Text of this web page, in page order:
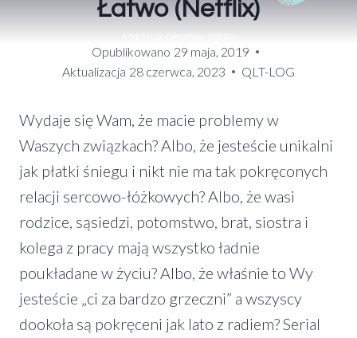
Łatwo (Netflix)
Opublikowano 29 maja, 2019
Aktualizacja 28 czerwca, 2023 QLT-LOG
Wydaje się Wam, że macie problemy w
Waszych związkach? Albo, że jesteście unikalni
jak płatki śniegu i nikt nie ma tak pokręconych
relacji sercowo-łóżkowych? Albo, że wasi
rodzice, sąsiedzi, potomstwo, brat, siostra i
kolega z pracy mają wszystko ładnie
poukładane w życiu? Albo, że właśnie to Wy
jesteście „ci za bardzo grzeczni” a wszyscy
dookoła są pokręceni jak lato z radiem? Serial